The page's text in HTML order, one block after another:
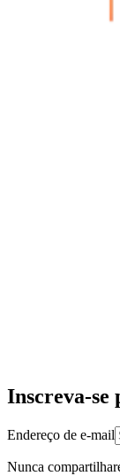
Inscreva-se
Endereço de e-mail
Nunca